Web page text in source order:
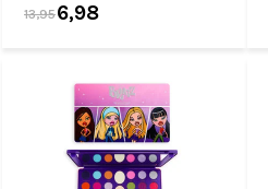
13,956,98